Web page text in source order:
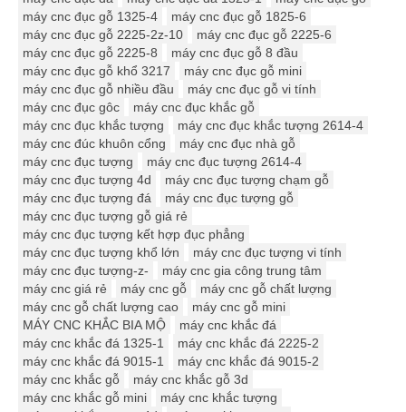
máy cnc đục gỗ 1325-4
máy cnc đục gỗ 1825-6
máy cnc đục gỗ 2225-2z-10
máy cnc đục gỗ 2225-6
máy cnc đục gỗ 2225-8
máy cnc đục gỗ 8 đầu
máy cnc đục gỗ khổ 3217
máy cnc đục gỗ mini
máy cnc đục gỗ nhiều đầu
máy cnc đục gỗ vi tính
máy cnc đục gôc
máy cnc đục khắc gỗ
máy cnc đục khắc tượng
máy cnc đục khắc tượng 2614-4
máy cnc đúc khuôn cổng
máy cnc đục nhà gỗ
máy cnc đục tượng
máy cnc đục tượng 2614-4
máy cnc đục tượng 4d
máy cnc đục tượng chạm gỗ
máy cnc đục tượng đá
máy cnc đục tượng gỗ
máy cnc đục tượng gỗ giá rẻ
máy cnc đục tượng kết hợp đục phẳng
máy cnc đục tượng khổ lớn
máy cnc đục tượng vi tính
máy cnc đục tượng-z-
máy cnc gia công trung tâm
máy cnc giá rẻ
máy cnc gỗ
máy cnc gỗ chất lượng
máy cnc gỗ chất lượng cao
máy cnc gỗ mini
MÁY CNC KHẮC BIA MỘ
máy cnc khắc đá
máy cnc khắc đá 1325-1
máy cnc khắc đá 2225-2
máy cnc khắc đá 9015-1
máy cnc khắc đá 9015-2
máy cnc khắc gỗ
máy cnc khắc gỗ 3d
máy cnc khắc gỗ mini
máy cnc khắc tượng